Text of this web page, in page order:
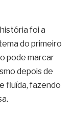
foi a
do primeiro
pode marcar
depois de
fluída, fazendo